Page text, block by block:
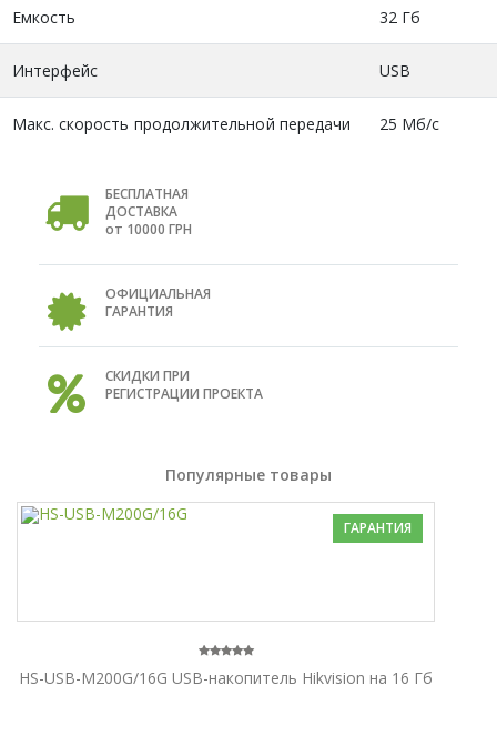
Емкость 32 Гб
Интерфейc USB
Макс. скорость продолжительной передачи 25 Мб/c
БЕСПЛАТНАЯ
ДОСТАВКА
от 10000 ГРН
ОФИЦИАЛЬНАЯ
ГАРАНТИЯ
СКИДКИ ПРИ
РЕГИСТРАЦИИ ПРОЕКТА
Популярные товары
ГАРАНТИЯ
HS-USB-M200G/16G USB-накопитель Hikvision на 16 Гб